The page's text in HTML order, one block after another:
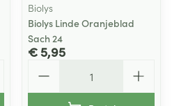
Biolys
Biolys Linde Oranjeblad
Sach 24
€ 5,95